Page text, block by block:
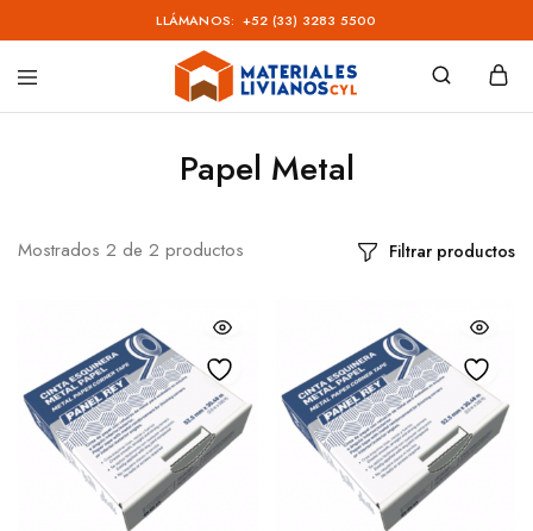
LLÁMANOS: +52 (33) 3283 5500
Materiales
Papel Metal
Mostrados 2 de 2 productos Filtrar productos